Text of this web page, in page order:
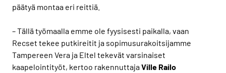
päätyä montaa eri reittiä.
– Tällä työmaalla emme ole fyysisesti paikalla, vaan
Recset tekee putkireitit ja sopimusurakoitsijamme
Tampereen Vera ja Eltel tekevät varsinaiset
kaapelointityöt, kertoo rakennuttajaVille Railo